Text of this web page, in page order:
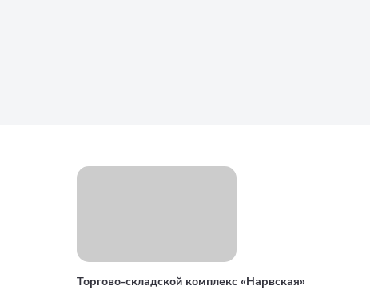
Торгово-складской комплекс «Нарвская»